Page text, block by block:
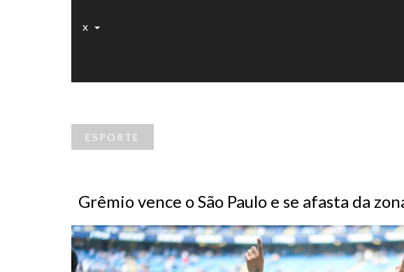
x
ESPORTE
Grêmio vence o São Paulo e se afasta da